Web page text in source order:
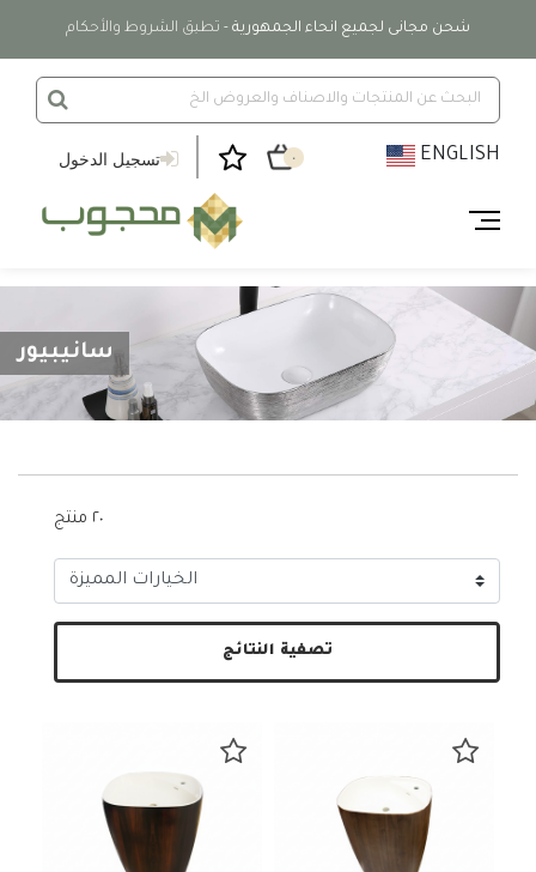
شحن مجانى لجميع انحاء الجمهورية - تطبق الشروط والأحكام
تسجيل الدخول ٠ ENGLISH
سانيبيور
٢٠ منتج
تصفية النتائج